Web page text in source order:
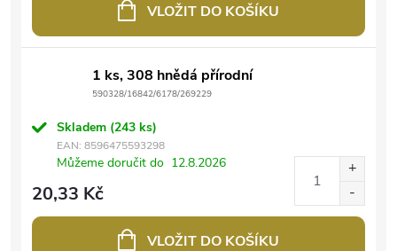
VLOŽIT DO KOŠÍKU
1 ks, 308 hnědá přírodní
590328/16842/6178/269229
Skladem (243 ks)
EAN: 8596475593298
Můžeme doručit do 12.8.2026
20,33 Kč
VLOŽIT DO KOŠÍKU